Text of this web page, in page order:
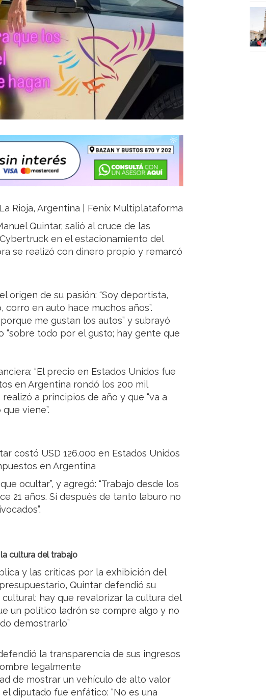
Rioja, Argentina | Fenix Multiplataforma
Quintar, salió al cruce de las
en el estacionamiento del
se realizó con dinero propio y remarcó
origen de su pasión: “Soy deportista,
en auto hace muchos años”.
me gustan los autos” y subrayó
todo por el gusto; hay gente que
“El precio en Estados Unidos fue
en Argentina rondó los 200 mil
a principios de año y que “va a
viene”.
costó USD 126.000 en Estados Unidos
en Argentina
ocultar”, y agregó: “Trabajo desde los
21 años. Si después de tanto laburo no
cultura del trabajo
y las críticas por la exhibición del
Quintar defendió su
hay que revalorizar la cultura del
un político ladrón se compre algo y no
demostrarlo”
la transparencia de sus ingresos
legalmente
de mostrar un vehículo de alto valor
diputado fue enfático: “No es una